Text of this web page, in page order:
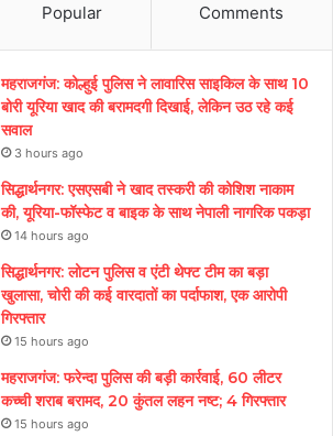
Popular Comments
महराजगंज: कोल्हुई पुलिस ने लावारिस साइकिल के साथ 10
बोरी यूरिया खाद की बरामदगी दिखाई, लेकिन उठ रहे कई
सवाल
3 hours ago
सिद्धार्थनगर: एसएसबी ने खाद तस्करी की कोशिश नाकाम
की, यूरिया-फॉस्फेट व बाइक के साथ नेपाली नागरिक पकड़ा
14 hours ago
सिद्धार्थनगर: लोटन पुलिस व एंटी थेफ्ट टीम का बड़ा
खुलासा, चोरी की कई वारदातों का पर्दाफाश, एक आरोपी
गिरफ्तार
15 hours ago
महराजगंज: फरेन्दा पुलिस की बड़ी कार्रवाई, 60 लीटर
कच्ची शराब बरामद, 20 कुंतल लहन नष्ट; 4 गिरफ्तार
15 hours ago